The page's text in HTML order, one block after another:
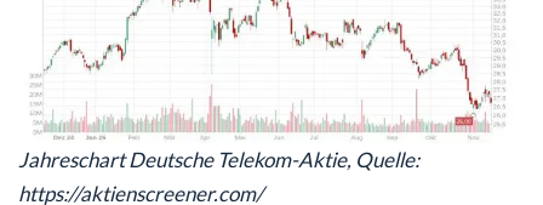
Jahreschart Deutsche Telekom-Aktie, Quelle:
https://aktienscreener.com/